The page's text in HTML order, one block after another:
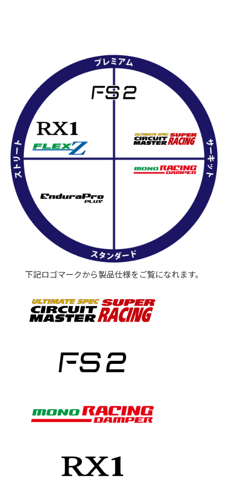
下記ロゴマークから製品仕様をご覧になれます。